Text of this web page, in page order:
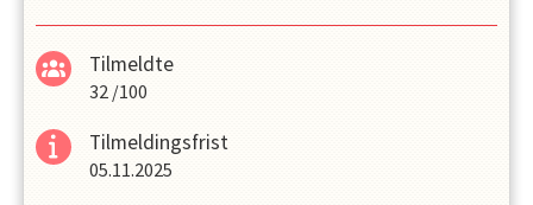
Tilmeldte
32 /100
Tilmeldingsfrist
05.11.2025